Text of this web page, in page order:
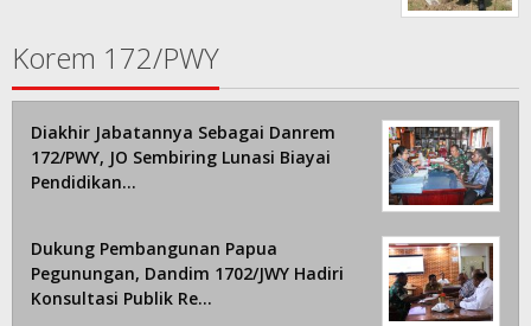
Korem 172/PWY
Diakhir Jabatannya Sebagai Danrem
172/PWY, JO Sembiring Lunasi Biayai
Pendidikan…
Dukung Pembangunan Papua
Pegunungan, Dandim 1702/JWY Hadiri
Konsultasi Publik Re…